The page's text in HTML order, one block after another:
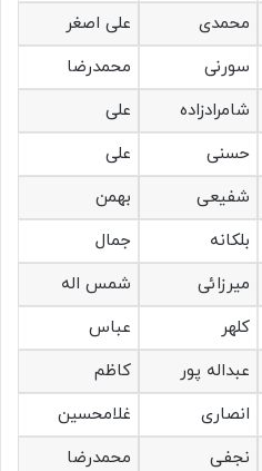
محمدی
علی اصغر
سورنی
محمدرضا
شامرادزاده
علی
حسنی
علی
شفیعی
بهمن
بلکانه
جمال
میرزائی
شمس اله
کلهر
عباس
عبداله پور
کاظم
انصاری
غلامحسین
نجفی
محمدرضا